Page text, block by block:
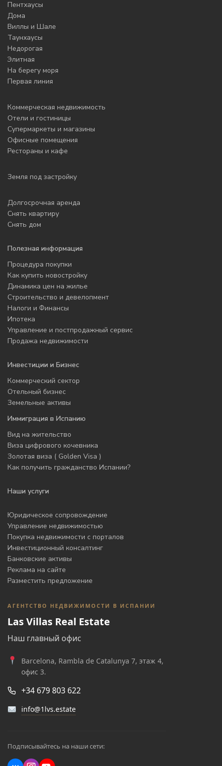
Пентхаусы
Дома
Виллы и Шале
Таунхаусы
Недорогая
Элитная
На берегу моря
Первая линия
Коммерческая недвижимость
Отели и гостиницы
Супермаркеты и магазины
Офисные помещения
Рестораны и кафе
Земля под застройку
Долгосрочная аренда
Снять квартиру
Снять дом
Полезная информация
Процедура покупки
Как купить новостройку
Динамика цен на жилье
Строительство и девелопмент
Налоги и Финансы
Ипотека
Управление и постпродажный сервис
Продажа недвижимости
Инвестиции и Бизнес
Коммерческий сектор
Отельный бизнес
Земельные активы
Иммиграция в Испанию
Вид на жительство
Виза цифрового кочевника
Золотая виза ( Golden Visa )
Как получить гражданство Испании?
Наши услуги
Юридическое сопровождение
Управление недвижимостью
Покупка недвижимости с порталов
Инвестиционный консалтинг
Банковские активы
Реклама на сайте
Разместить предложение
АГЕНТСТВО НЕДВИЖИМОСТИ В ИСПАНИИ
Las Villas Real Estate
Наш главный офис
Barcelona, Rambla de Catalunya 7, этаж 4,
офис 3.
+34 679 803 622
info@1lvs.estate
Подписывайтесь на наши сети: